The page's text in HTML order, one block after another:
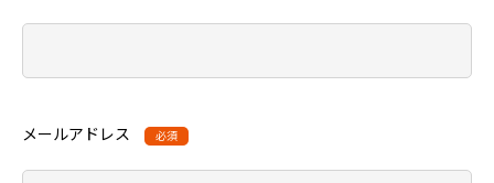
メールアドレス 必須